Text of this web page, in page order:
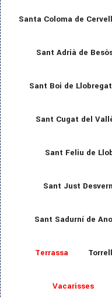
Santa Coloma de
Sant Adrià de
Sant Boi de Llobregat
Sant Cugat del
Sant Feliu de
Sant Just Desvern
Sant Sadurní de
Terrassa
Vacarisses